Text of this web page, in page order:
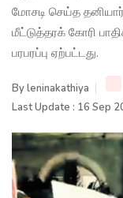
மோசடி செய்த
மீட்டுத்தரக் கோரி
பரபரப்பு ஏற்பட்டது.
Byleninakathiya
Last Update : 16 Sep